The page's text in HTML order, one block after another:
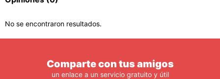
No se encontraron resultados.
Comparte con tus amigos
un enlace a un servicio gratuito y útil